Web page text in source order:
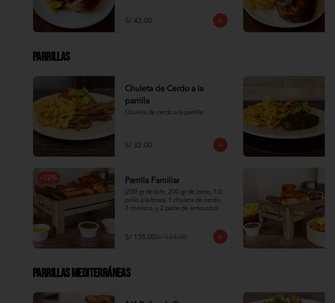
S/ 42.00
Parrillas
Chuleta de Cerdo a la
parrilla
Chuleta de cerdo a la parrilla
S/ 32.00
-12% Parrilla Familiar
(200 gr de bife, 200 gr de lomo, 1/2
pollo a la brasa, 1 chuleta de cerdo,
2 chorizos, y 2 palos de anticucho)
S/ 135.00S/ 154.00
Parrillas Mediterráneas